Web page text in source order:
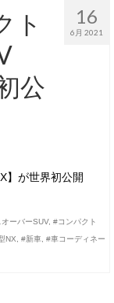
16
6月 2021
ト
公
】が世界初公開
ーバーSUV, #コンパクト
NX #新車
#車コーディネー